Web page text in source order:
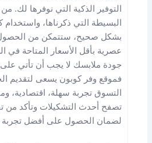
التوفير الذكية التي نوفرها لك.
بشكل صحيح، ستتمكن من
عصرية بأقل الأسعار المتاحة في
جودة ملابسك لا يجب أن تأتي
فموقع وفر كوبون يسعى لتقديم
التسوق تجربة سهلة، اقتصادية،
تصفح أحدث التشكيلات وتأكد من
لضمان الحصول على أفضل تجربة